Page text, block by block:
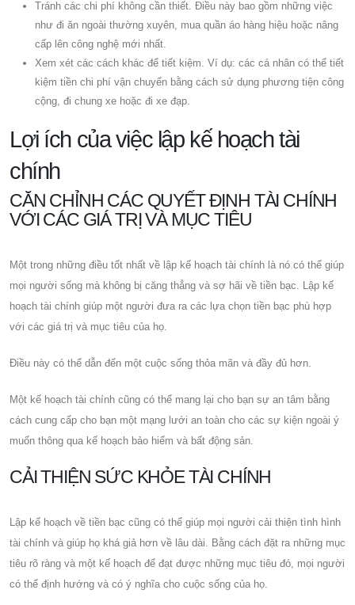
Tránh các chi phí không cần thiết. Điều này bao gồm những việc
như đi ăn ngoài thường xuyên, mua quần áo hàng hiệu hoặc nâng
cấp lên công nghệ mới nhất.
Xem xét các cách khác để tiết kiệm. Ví dụ: các cá nhân có thể tiết
kiệm tiền chi phí vận chuyển bằng cách sử dụng phương tiện công
cộng, đi chung xe hoặc đi xe đạp.
Lợi ích của việc lập kế hoạch tài
chính
CĂN CHỈNH CÁC QUYẾT ĐỊNH TÀI CHÍNH
VỚI CÁC GIÁ TRỊ VÀ MỤC TIÊU
Một trong những điều tốt nhất về lập kế hoạch tài chính là nó có thể giúp
mọi người sống mà không bị căng thẳng và sợ hãi về tiền bạc. Lập kế
hoạch tài chính giúp một người đưa ra các lựa chọn tiền bạc phù hợp
với các giá trị và mục tiêu của họ.
Điều này có thể dẫn đến một cuộc sống thỏa mãn và đầy đủ hơn.
Một kế hoạch tài chính cũng có thể mang lại cho bạn sự an tâm bằng
cách cung cấp cho bạn một mạng lưới an toàn cho các sự kiện ngoài ý
muốn thông qua kế hoạch bảo hiểm và bất động sản.
CẢI THIỆN SỨC KHỎE TÀI CHÍNH
Lập kế hoạch về tiền bạc cũng có thể giúp mọi người cải thiện tình hình
tài chính và giúp họ khá giả hơn về lâu dài. Bằng cách đặt ra những mục
tiêu rõ ràng và một kế hoạch để đạt được những mục tiêu đó, mọi người
có thể định hướng và có ý nghĩa cho cuộc sống của họ.